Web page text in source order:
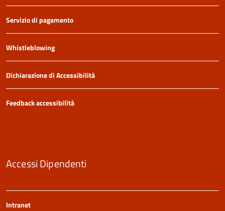
Servizio di pagamento
Whistleblowing
Dichiarazione di Accessibilità
Feedback accessibilità
Accessi Dipendenti
Intranet